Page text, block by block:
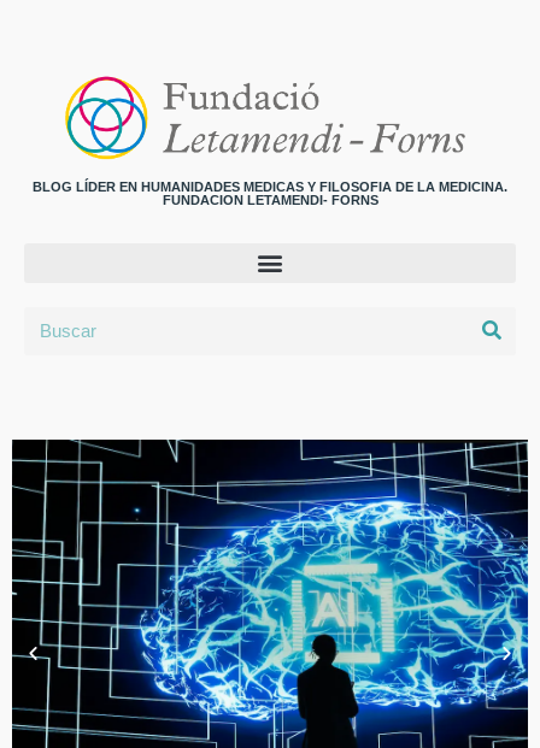
BLOG LÍDER EN HUMANIDADES MEDICAS Y FILOSOFIA DE LA MEDICINA.
FUNDACION LETAMENDI- FORNS